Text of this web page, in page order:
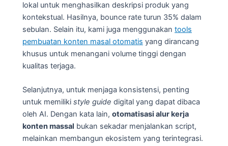
lokal untuk menghasilkan deskripsi produk yang
kontekstual. Hasilnya, bounce rate turun 35% dalam
sebulan. Selain itu, kami juga menggunakan tools
pembuatan konten masal otomatis yang dirancang
khusus untuk menangani volume tinggi dengan
kualitas terjaga.
Selanjutnya, untuk menjaga konsistensi, penting
untuk memiliki style guide digital yang dapat dibaca
oleh AI. Dengan kata lain, otomatisasi alur kerja
konten massal bukan sekadar menjalankan script,
melainkan membangun ekosistem yang terintegrasi.